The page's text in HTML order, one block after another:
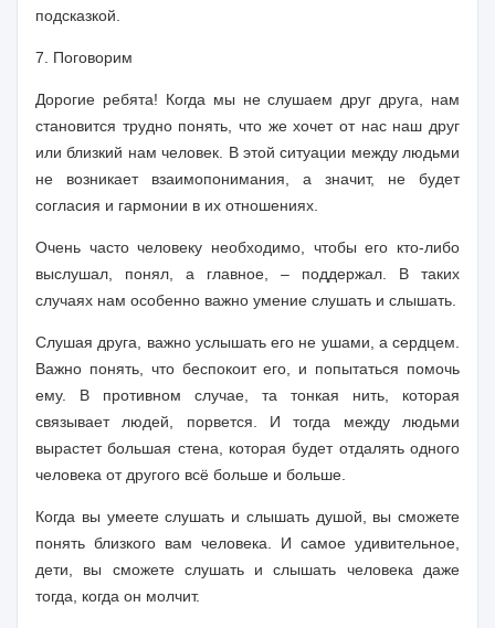
подсказкой.
7. Поговорим
Дорогие ребята! Когда мы не слушаем друг друга, нам
становится трудно понять, что же хочет от нас наш друг
или близкий нам человек. В этой ситуации между людьми
не возникает взаимопонимания, а значит, не будет
согласия и гармонии в их отношениях.
Очень часто человеку необходимо, чтобы его кто-либо
выслушал, понял, а главное, – поддержал. В таких
случаях нам особенно важно умение слушать и слышать.
Слушая друга, важно услышать его не ушами, а сердцем.
Важно понять, что беспокоит его, и попытаться помочь
ему. В противном случае, та тонкая нить, которая
связывает людей, порвется. И тогда между людьми
вырастет большая стена, которая будет отдалять одного
человека от другого всё больше и больше.
Когда вы умеете слушать и слышать душой, вы сможете
понять близкого вам человека. И самое удивительное,
дети, вы сможете слушать и слышать человека даже
тогда, когда он молчит.